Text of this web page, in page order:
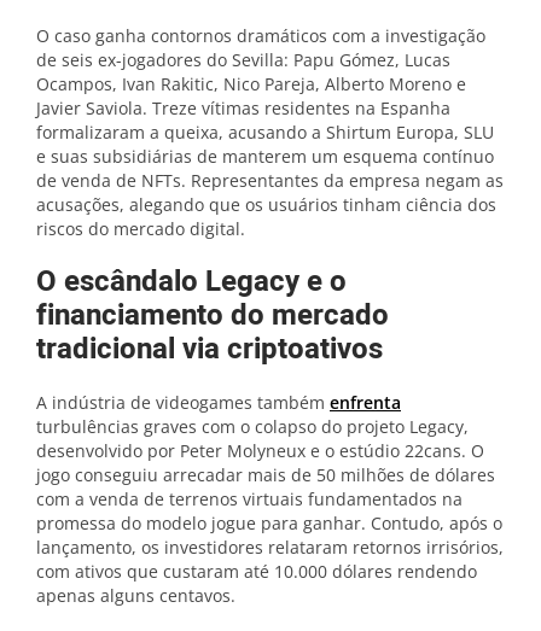
O caso ganha contornos dramáticos com a investigação
de seis ex-jogadores do Sevilla: Papu Gómez, Lucas
Ocampos, Ivan Rakitic, Nico Pareja, Alberto Moreno e
Javier Saviola. Treze vítimas residentes na Espanha
formalizaram a queixa, acusando a Shirtum Europa, SLU
e suas subsidiárias de manterem um esquema contínuo
de venda de NFTs. Representantes da empresa negam as
acusações, alegando que os usuários tinham ciência dos
riscos do mercado digital.
O escândalo Legacy e o
financiamento do mercado
tradicional via criptoativos
A indústria de videogames também enfrenta
turbulências graves com o colapso do projeto Legacy,
desenvolvido por Peter Molyneux e o estúdio 22cans. O
jogo conseguiu arrecadar mais de 50 milhões de dólares
com a venda de terrenos virtuais fundamentados na
promessa do modelo jogue para ganhar. Contudo, após o
lançamento, os investidores relataram retornos irrisórios,
com ativos que custaram até 10.000 dólares rendendo
apenas alguns centavos.